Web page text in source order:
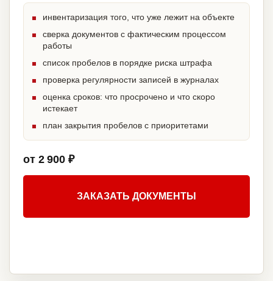
инвентаризация того, что уже лежит на объекте
сверка документов с фактическим процессом
работы
список пробелов в порядке риска штрафа
проверка регулярности записей в журналах
оценка сроков: что просрочено и что скоро
истекает
план закрытия пробелов с приоритетами
от 2 900 ₽
ЗАКАЗАТЬ ДОКУМЕНТЫ